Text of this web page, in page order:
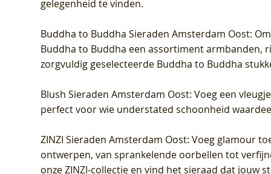
gelegenheid te vinden.
Buddha to Buddha Sieraden Amsterdam Oost:
Buddha to Buddha een assortiment armbanden,
zorgvuldig geselecteerde Buddha to Buddha
Blush Sieraden Amsterdam Oost: Voeg een
perfect voor wie understated schoonheid
ZINZI Sieraden Amsterdam Oost: Voeg glamour
ontwerpen, van sprankelende oorbellen tot
onze ZINZI-collectie en vind het sieraad dat jouw